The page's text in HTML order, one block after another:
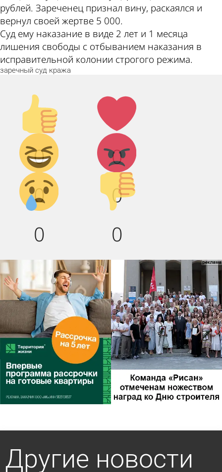
рублей. Зареченец признал вину, раскаялся и
вернул своей жертве 5 000.
Суд ему наказание в виде 2 лет и 1 месяца
лишения свободы с отбыванием наказания в
исправительной колонии строгого режима.
заречный суд кража
Палец
вверх!
0
Лайк!
0
Дикий
смех!
0
Агрессия!
0
Грусть :(
0
Палец
вниз!
0
Другие новости